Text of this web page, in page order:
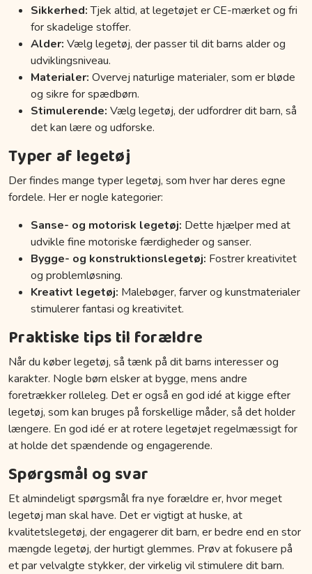
Sikkerhed:Tjek altid, at legetøjet er CE-mærket og fri
for skadelige stoffer.
Alder: Vælg legetøj, der passer til dit barns alder og
udviklingsniveau.
Materialer: Overvej naturlige materialer, som er bløde
og sikre for spædbørn.
Stimulerende: Vælg legetøj, der udfordrer dit barn, så
det kan lære og udforske.
Typer af legetøj
Der findes mange typer legetøj, som hver har deres egne
fordele. Her er nogle kategorier:
Sanse- og motorisk legetøj: Dette hjælper med at
udvikle fine motoriske færdigheder og sanser.
Bygge- og konstruktionslegetøj: Fostrer kreativitet
og problemløsning.
Kreativt legetøj: Malebøger, farver og kunstmaterialer
stimulerer fantasi og kreativitet.
Praktiske tips til forældre
Når du køber legetøj, så tænk på dit barns interesser og
karakter. Nogle børn elsker at bygge, mens andre
foretrækker rolleleg. Det er også en god idé at kigge efter
legetøj, som kan bruges på forskellige måder, så det holder
længere. En god idé er at rotere legetøjet regelmæssigt for
at holde det spændende og engagerende.
Spørgsmål og svar
Et almindeligt spørgsmål fra nye forældre er, hvor meget
legetøj man skal have. Det er vigtigt at huske, at
kvalitetslegetøj, der engagerer dit barn, er bedre end en stor
mængde legetøj, der hurtigt glemmes. Prøv at fokusere på
et par velvalgte stykker, der virkelig vil stimulere dit barn.